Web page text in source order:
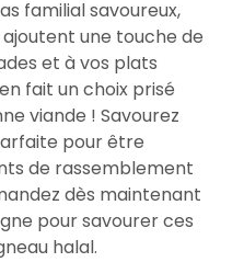
familial savoureux,
une touche de
et à vos plats
fait un choix prisé
viande ! Savourez
pour être
de rassemblement
dès maintenant
pour savourer ces
halal.